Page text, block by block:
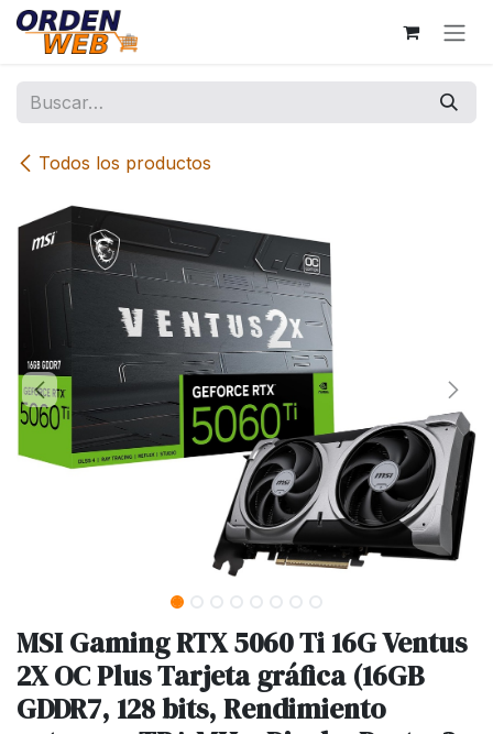
Ir al contenido
Todos los productos
MSI Gaming RTX 5060 Ti 16G Ventus
2X OC Plus Tarjeta gráfica (16GB
GDDR7, 128 bits, Rendimiento